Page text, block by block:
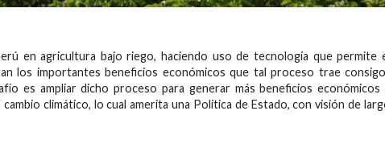
en agricultura bajo riego, haciendo uso de tecnología que permite
los importantes beneficios económicos que tal proceso trae
es ampliar dicho proceso para generar más beneficios económicos
climático, lo cual amerita una Politica de Estado, con visión de